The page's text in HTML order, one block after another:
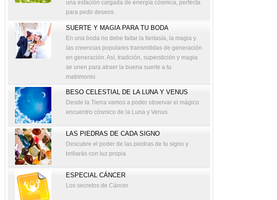
una estación cargada de energía cósmica, perfecta
para pedir deseos.
SUERTE Y MAGIA PARA TU BODA
En una boda no debe faltar la fantasía, la magia y
las creencias populares transmitidas de generación
en generación. Así, tradición, superstición y magia
se unen para atraer la buena suerte a tu
matrimonio.
BESO CELESTIAL DE LA LUNA Y VENUS
Desde la Tierra vamos a poder observar el mágico
encuentro cósmico de la Luna y Venus.
LAS PIEDRAS DE CADA SIGNO
Descubre el poder de las piedras de tu signo y
brillarás con luz propia
ESPECIAL CÁNCER
Los secretos de Cáncer